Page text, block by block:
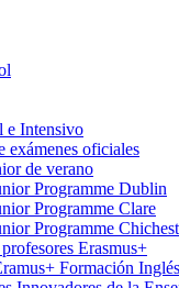
e Intensivo
exámenes oficiales
de verano
Programme Dublin
Programme Clare
Programme
Erasmus+
Formación